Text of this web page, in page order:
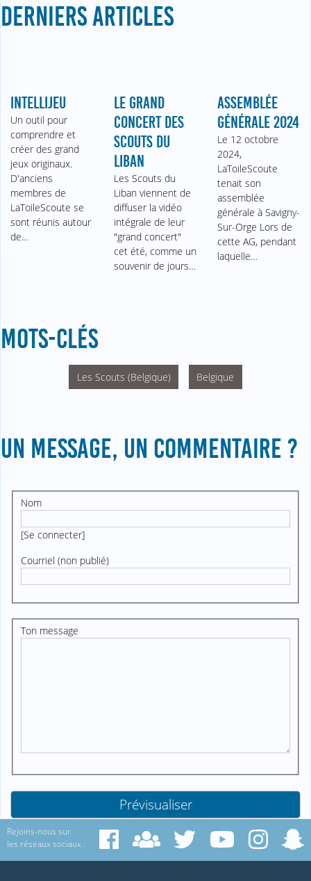
DERNIERS ARTICLES
INTELLIJEU
Un outil pour
comprendre et
créer des grand
jeux originaux.
D'anciens
membres de
LaToileScoute se
sont réunis autour
de…
LE GRAND
CONCERT DES
SCOUTS DU
LIBAN
Les Scouts du
Liban viennent de
diffuser la vidéo
intégrale de leur
"grand concert"
cet été, comme un
souvenir de jours…
ASSEMBLÉE
GÉNÉRALE 2024
Le 12 octobre
2024,
LaToileScoute
tenait son
assemblée
générale à Savigny-
Sur-Orge Lors de
cette AG, pendant
laquelle…
MOTS-CLÉS
Les Scouts (Belgique) Belgique
UN MESSAGE, UN COMMENTAIRE ?
Nom
[Se connecter]
Courriel (non publié)
Ton message
Rejoins-nous sur
les réseaux sociaux :